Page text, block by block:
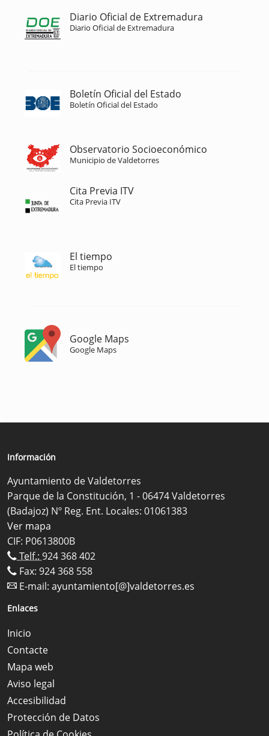
Diario Oficial de Extremadura
Diario Oficial de Extremadura
Boletín Oficial del Estado
Boletín Oficial del Estado
Observatorio Socioeconómico
Municipio de Valdetorres
Cita Previa ITV
Cita Previa ITV
El tiempo
El tiempo
Google Maps
Google Maps
Información
Ayuntamiento de Valdetorres
Parque de la Constitución, 1 - 06474 Valdetorres
(Badajoz) Nº Reg. Ent. Locales: 01061383
Ver mapa
CIF: P0613800B
Telf.: 924 368 402
Fax: 924 368 558
E-mail: ayuntamiento[@]valdetorres.es
Enlaces
Inicio
Contacte
Mapa web
Aviso legal
Accesibilidad
Protección de Datos